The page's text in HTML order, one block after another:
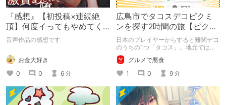
『感想』【初投稿×連続絶
頂】何度イってもやめてく
れない嫉妬彼氏に激責めさ
音声作品の感想です
お金大好き
0
0 6 分
広島市でタコスデコピクミ
ンを探す2時間の旅【ピクミ
ンブルーム / Pikmin
Bloom】
日本のプレイヤーからすると難関デコ
のうちの1つ「タコス」。地元では見
つけられなかった男が広島で探す旅を
お送りします。ねくすと5月のテーマ
「お出かけの記録」。
グルメで悪食
1
0 9 分